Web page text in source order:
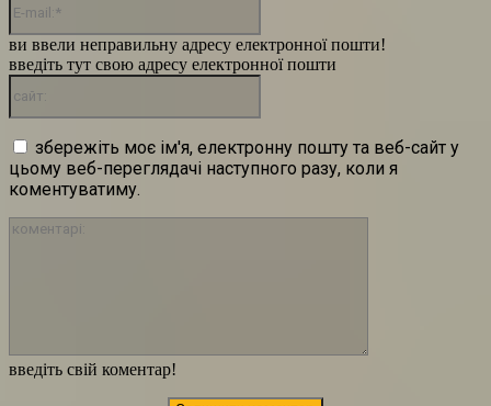
введіть свій коментар!
ви ввели неправильну адресу електронної пошти!
введіть тут свою адресу електронної пошти
збережіть моє ім'я, електронну пошту та веб-сайт у
цьому веб-переглядачі наступного разу, коли я
коментуватиму.